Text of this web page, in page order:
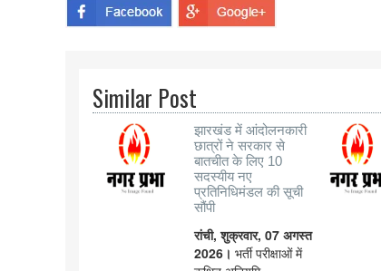
Similar Post
झारखंड में आंदोलनकारी
छात्रों ने सरकार से
बातचीत के लिए 10
सदस्यीय नए
प्रतिनिधिमंडल की सूची
सौंपी
रांची, शुक्रवार, 07 अगस्त
2026। भर्ती परीक्षाओं में